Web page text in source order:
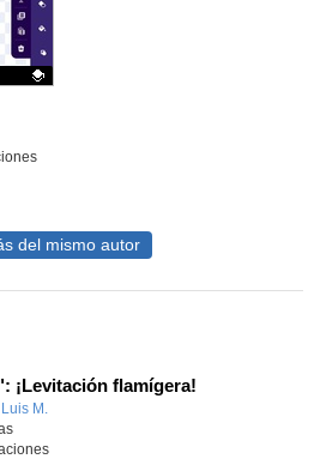
del mismo autor
¡Levitación flamígera!
Luis M.